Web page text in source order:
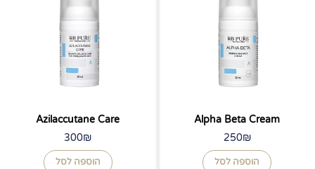
Alpha Beta Cream
250₪
הוספה לסל
Azilaccutane Care
300₪
הוספה לסל